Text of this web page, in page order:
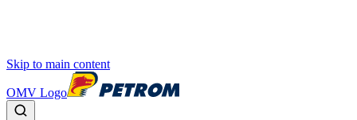
Skip to main content
OMV Logo